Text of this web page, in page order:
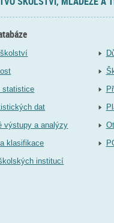
statistice
dat
výstupy a analýzy
klasifikace
institucí